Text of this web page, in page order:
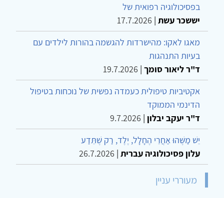
בפסיכולוגיה רפואית של
יששכר עשת |
17.7.2026
מאגו לאקו: מהישרדות להגשמה בהורות לילדים עם
בעיות התנהגות
ד"ר ליאור סומך |
19.7.2026
אקטיביות טיפולית כעמדה נפשית של נוכחות בטיפול
הדינמי הממוקד
ד"ר יעקב יבלון |
9.7.2026
יֵשׁ מַשֶּׁהוּ אַחֲרֵי הֶחָלָל, יֶלֶד, רַק שֶׁתֵּדַע
עלון פסיכולוגיה עברית |
26.7.2026
מעוררי עניין